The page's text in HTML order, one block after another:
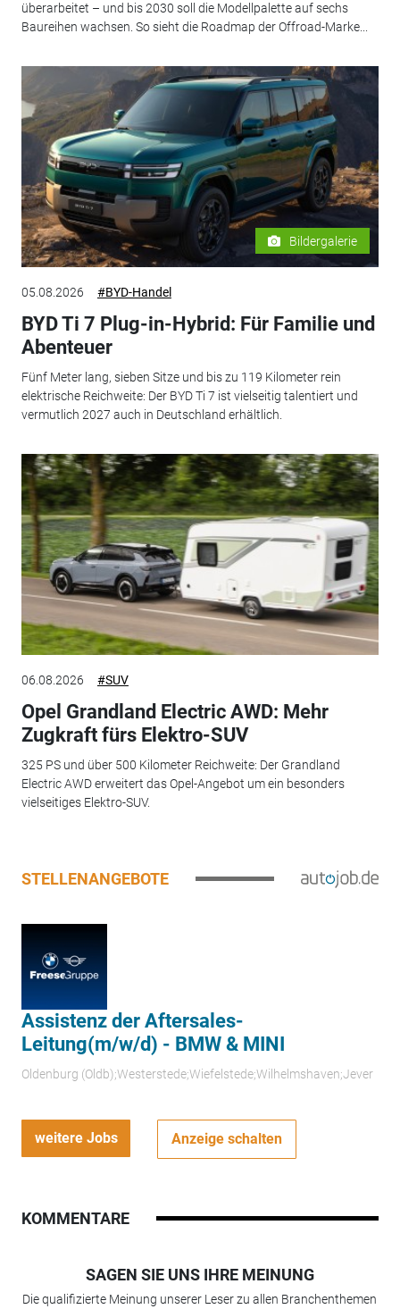
überarbeitet – und bis 2030 soll die Modellpalette auf sechs
Baureihen wachsen. So sieht die Roadmap der Offroad-Marke...
Bildergalerie
05.08.2026 #BYD-Handel
BYD Ti 7 Plug-in-Hybrid: Für Familie und
Abenteuer
Fünf Meter lang, sieben Sitze und bis zu 119 Kilometer rein
elektrische Reichweite: Der BYD Ti 7 ist vielseitig talentiert und
vermutlich 2027 auch in Deutschland erhältlich.
06.08.2026 #SUV
Opel Grandland Electric AWD: Mehr
Zugkraft fürs Elektro-SUV
325 PS und über 500 Kilometer Reichweite: Der Grandland
Electric AWD erweitert das Opel-Angebot um ein besonders
vielseitiges Elektro-SUV.
STELLENANGEBOTE
Assistenz der Aftersales-
Leitung(m/w/d) - BMW & MINI
Oldenburg (Oldb);Westerstede;Wiefelstede;Wilhelmshaven;Jever
weitere Jobs Anzeige schalten
KOMMENTARE
SAGEN SIE UNS IHRE MEINUNG
Die qualifizierte Meinung unserer Leser zu allen Branchenthemen